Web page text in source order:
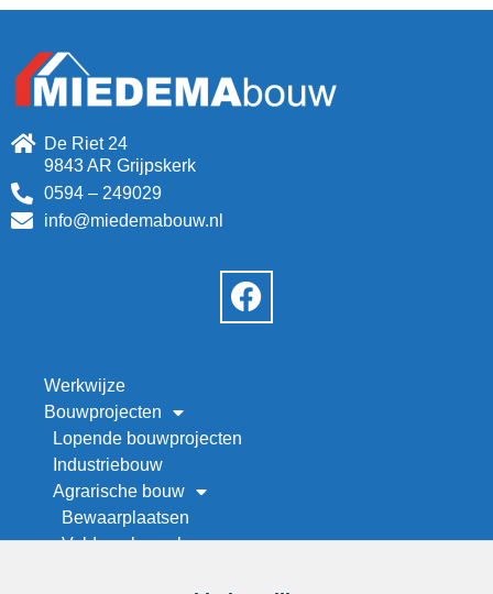
De Riet 24
9843 AR Grijpskerk
0594 – 249029
info@miedemabouw.nl
Werkwijze
Bouwprojecten
Lopende bouwprojecten
Industriebouw
Agrarische bouw
Bewaarplaatsen
Veld- en kapschuren